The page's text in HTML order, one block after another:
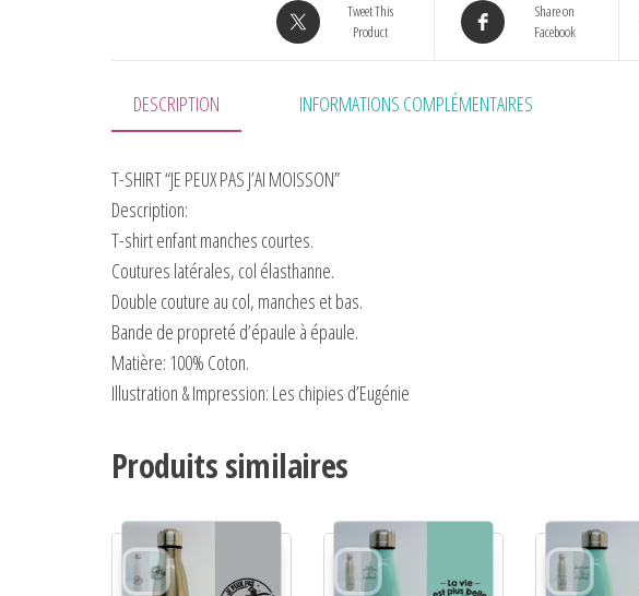
Tweet This
Product
Share on
Facebook
DESCRIPTION INFORMATIONS COMPLÉMENTAIRES
T-SHIRT “JE PEUX PAS J’AI MOISSON”
Description:
T-shirt enfant manches courtes.
Coutures latérales, col élasthanne.
Double couture au col, manches et bas.
Bande de propreté d’épaule à épaule.
Matière: 100% Coton.
Illustration & Impression: Les chipies d’Eugénie
Produits similaires